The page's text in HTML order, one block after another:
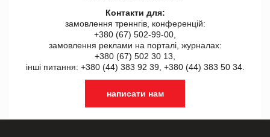
Контакти для:
замовлення треннгів, конференцій:
+380 (67) 502-99-00,
замовлення реклами на порталі, журналах:
+380 (67) 502 30 13,
інші питання: +380 (44) 383 92 39, +380 (44) 383 50 34.
написати нам